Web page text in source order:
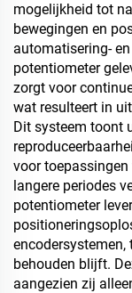
mogelijkheid tot
bewegingen en
automatisering-
potentiometer
zorgt voor
wat resulteert in
Dit systeem toont
voor
langere periodes
potentiometer
behouden blijft.
aangezien zij